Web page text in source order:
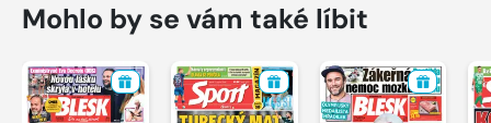
Mohlo by se vám také líbit